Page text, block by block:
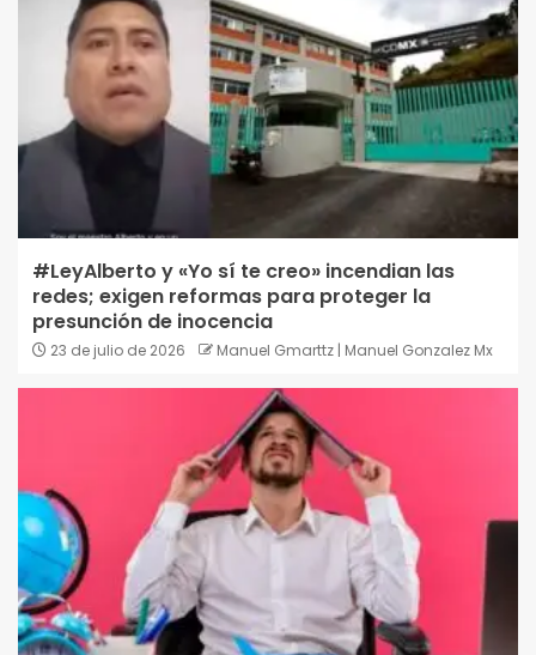
#LeyAlberto y «Yo sí te creo» incendian las
redes; exigen reformas para proteger la
presunción de inocencia
23 de julio de 2026 Manuel Gmarttz | Manuel Gonzalez Mx